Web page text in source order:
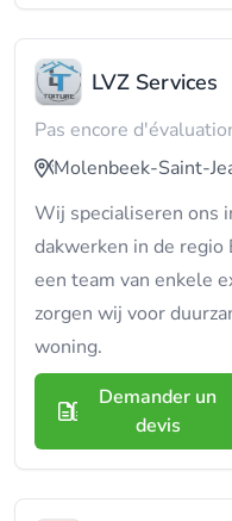
LVZ Services
Pas encore
Molenbeek-Saint-
Wij specialiseren ons
dakwerken in de
een team van enkele
zorgen wij voor
woning.
Demander un
devis